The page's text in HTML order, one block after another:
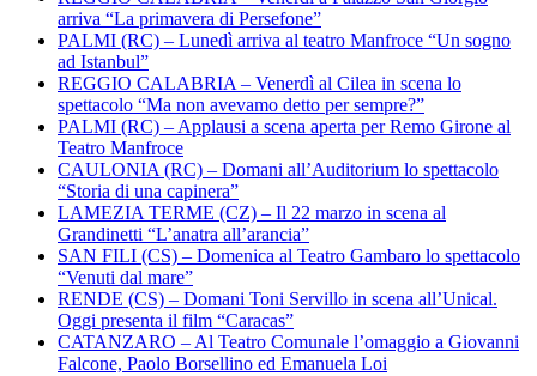
arriva “La primavera di Persefone”
PALMI (RC) – Lunedì arriva al teatro Manfroce “Un sogno
ad Istanbul”
REGGIO CALABRIA – Venerdì al Cilea in scena lo
spettacolo “Ma non avevamo detto per sempre?”
PALMI (RC) – Applausi a scena aperta per Remo Girone al
Teatro Manfroce
CAULONIA (RC) – Domani all’Auditorium lo spettacolo
“Storia di una capinera”
LAMEZIA TERME (CZ) – Il 22 marzo in scena al
Grandinetti “L’anatra all’arancia”
SAN FILI (CS) – Domenica al Teatro Gambaro lo spettacolo
“Venuti dal mare”
RENDE (CS) – Domani Toni Servillo in scena all’Unical.
Oggi presenta il film “Caracas”
CATANZARO – Al Teatro Comunale l’omaggio a Giovanni
Falcone, Paolo Borsellino ed Emanuela Loi